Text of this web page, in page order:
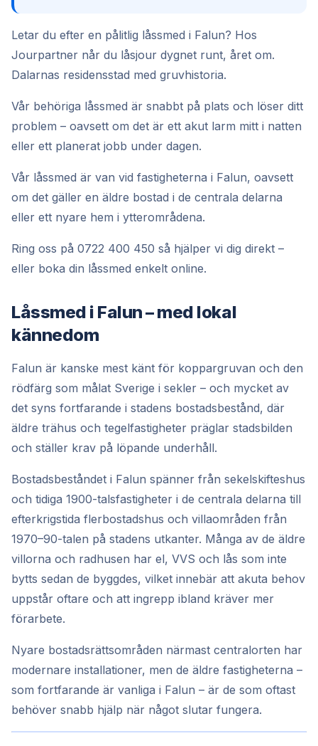
Letar du efter en pålitlig låssmed i Falun? Hos
Jourpartner når du låsjour dygnet runt, året om.
Dalarnas residensstad med gruvhistoria.
Vår behöriga låssmed är snabbt på plats och löser ditt
problem – oavsett om det är ett akut larm mitt i natten
eller ett planerat jobb under dagen.
Vår låssmed är van vid fastigheterna i Falun, oavsett
om det gäller en äldre bostad i de centrala delarna
eller ett nyare hem i ytterområdena.
Ring oss på 0722 400 450 så hjälper vi dig direkt –
eller boka din låssmed enkelt online.
Låssmed i Falun – med lokal
kännedom
Falun är kanske mest känt för koppargruvan och den
rödfärg som målat Sverige i sekler – och mycket av
det syns fortfarande i stadens bostadsbestånd, där
äldre trähus och tegelfastigheter präglar stadsbilden
och ställer krav på löpande underhåll.
Bostadsbeståndet i Falun spänner från sekelskifteshus
och tidiga 1900-talsfastigheter i de centrala delarna till
efterkrigstida flerbostadshus och villaområden från
1970–90-talen på stadens utkanter. Många av de äldre
villorna och radhusen har el, VVS och lås som inte
bytts sedan de byggdes, vilket innebär att akuta behov
uppstår oftare och att ingrepp ibland kräver mer
förarbete.
Nyare bostadsrättsområden närmast centralorten har
modernare installationer, men de äldre fastigheterna –
som fortfarande är vanliga i Falun – är de som oftast
behöver snabb hjälp när något slutar fungera.